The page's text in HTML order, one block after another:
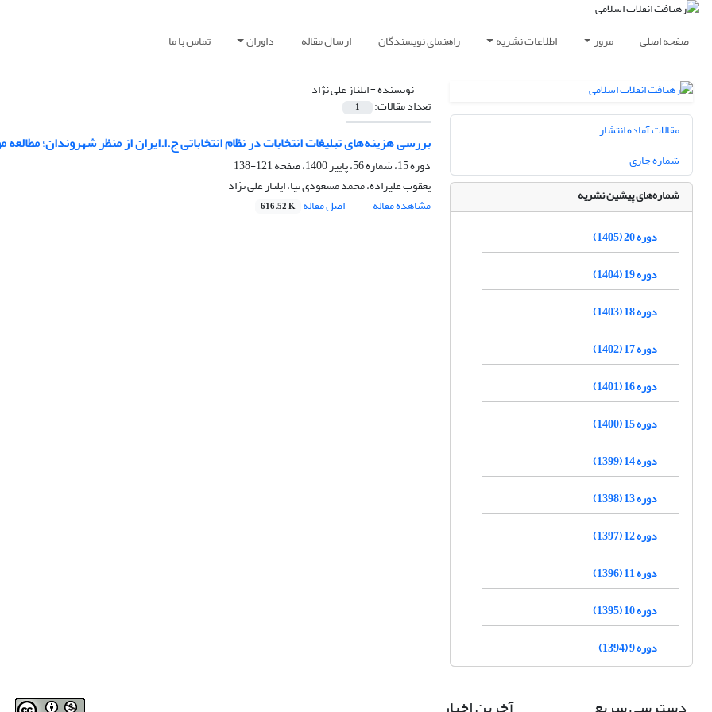
صفحه اصلی مرور اطلاعات نشریه راهنمای نویسندگان ارسال مقاله داوران تماس با ما
نویسنده =ایلناز علی نژاد
تعداد مقالات: 1
بررسی هزینه‌های تبلیغات انتخابات در نظام انتخاباتی ج.ا.ایران از منظر شهروندان؛
دوره 15، شماره 56، پاییز 1400، صفحه
121-138
یعقوب علیزاده، محمد مسعودی نیا، ایلناز علی نژاد
مشاهده مقاله
اصل مقاله 616.52 K
مقالات آماده انتشار
شماره جاری
شماره‌های پیشین نشریه
دوره 20 (1405)
دوره 19 (1404)
دوره 18 (1403)
دوره 17 (1402)
دوره 16 (1401)
دوره 15 (1400)
دوره 14 (1399)
دوره 13 (1398)
دوره 12 (1397)
دوره 11 (1396)
دوره 10 (1395)
دوره 9 (1394)